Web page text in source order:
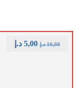
10,00 د.إ 5,00 د.إ